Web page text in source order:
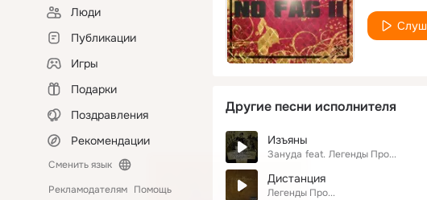
Люди
Публикации
Игры
Подарки
Поздравления
Рекомендации
Сменить язык
Рекламодателям Помощь
Другие песни исполнителя
Изъяны
Зануда feat. Легенды Про...
Дистанция
Легенды Про...